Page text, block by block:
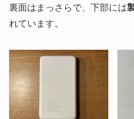
裏面はまっさらで、下部には
れています。